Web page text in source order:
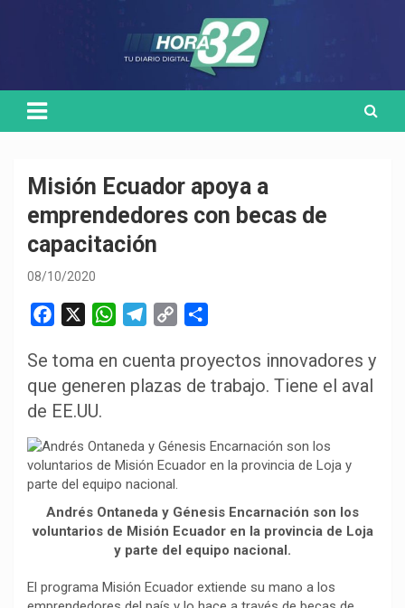
Misión Ecuador apoya a
emprendedores con becas de
capacitación
08/10/2020
c
e
b
o
k
W
a
t
p
p
l
e
a
m
p
y
n
m
p
t
Se toma en cuenta proyectos innovadores y
que generen plazas de trabajo. Tiene el aval
de EE.UU.
Andrés Ontaneda y Génesis Encarnación son los
voluntarios de Misión Ecuador en la provincia de Loja
y parte del equipo nacional.
El programa Misión Ecuador extiende su mano a los